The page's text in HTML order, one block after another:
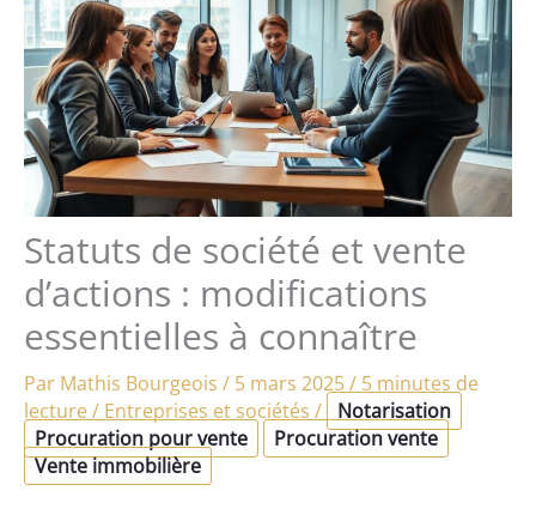
Statuts de société et vente
d’actions : modifications
essentielles à connaître
Par Mathis Bourgeois / 5 mars 2025/ 5 minutes de
lecture/ Entreprises et sociétés /
Notarisation
Procuration pour vente
Procuration vente
Vente immobilière